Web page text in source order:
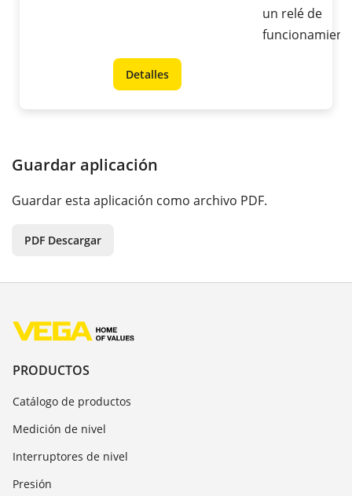
un relé de
Detalles
Guardar aplicación
Guardar esta aplicación como archivo PDF.
PDF Descargar
PRODUCTOS
Catálogo de productos
Medición de nivel
Interruptores de nivel
Presión